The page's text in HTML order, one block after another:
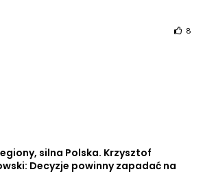
8
silna Polska. Krzysztof
Decyzje powinny zapadać na